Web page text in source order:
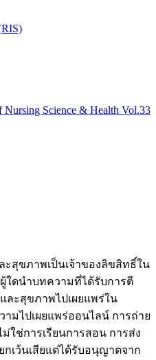
Science & Health Vol.33
ขภาพเป็นเจ้าของลิขสิทธิ์ใน
ใดนำบทความที่ได้รับการตี
ละสุขภาพไปเผยแพร่ใน
มไปเผยแพร่ออนไลน์ การถ่าย
ใช่การเรียนการสอน การส่ง
เว้นเสียแต่ได้รับอนุญาตจาก